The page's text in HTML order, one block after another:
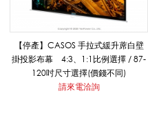
攜
布
【停產】CASOS 手拉式緩升蓆白壁
掛投影布幕 4:3、1:1比例選擇 / 87-
120吋尺寸選擇(價錢不同)
請來電洽詢